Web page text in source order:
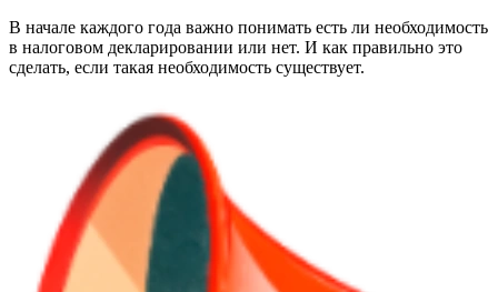
В начале каждого года важно понимать есть ли необходимость
в налоговом декларировании или нет. И как правильно это
сделать, если такая необходимость существует.